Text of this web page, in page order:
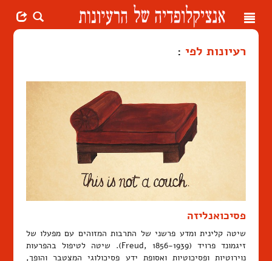
Toggle
רעיונות לפי :
פסיכואנליזה
שיטה קלינית ומדע פרשני של התרבות המזוהים עם מפעלו של
זיגמונד פרויד (Freud, 1856-1939). שיטה לטיפול בהפרעות
נוירוטיות ופסיכוטיות ואסופת ידע פסיכולוגי המצטבר והופך,